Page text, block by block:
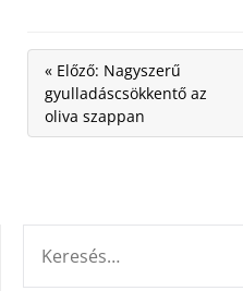
« Előző: Nagyszerű
gyulladáscsökkentő az
oliva szappan